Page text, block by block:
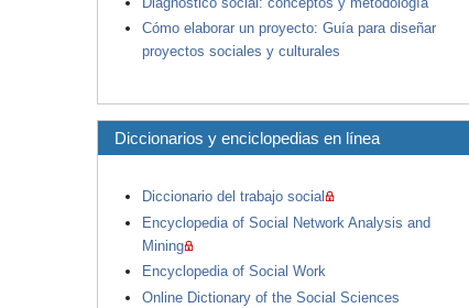
Cómo elaborar un proyecto: Guía para diseñar
proyectos sociales y culturales
Diccionarios y enciclopedias en línea
Diccionario del trabajo social
Encyclopedia of Social Network Analysis and
Mining
Encyclopedia of Social Work
Online Dictionary of the Social Sciences